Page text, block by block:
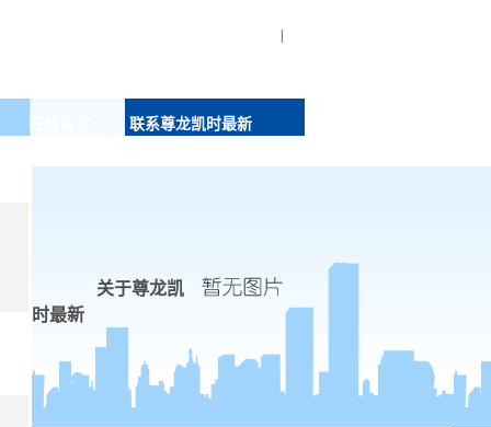
在线留言 联系尊龙凯时最新
关于尊龙凯
时最新